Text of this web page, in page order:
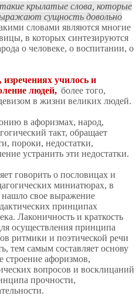
крылатые слова, которые
сущность довольно
словами являются многие
в которых синтезируются
о человеке, о воспитании, о
училось и
людей, более того,
в жизни великих людей.
в афоризмах, народ,
такт, обращает
пороки, недостатки,
устранить эти недостатки.
говорить о пословицах и
миниатюрах, в
нашло свое выражение
принципах
Лаконичность и краткость
осуществления принципа
ритмики и поэтической речи
тем самым составляет основу
строение афоризмов,
вопросов и восклицаний
прочности,